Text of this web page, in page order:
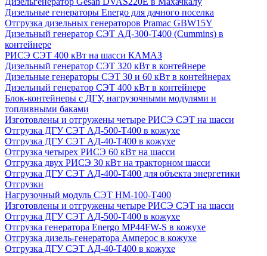
Дизельные генераторы Energo для дачного поселка
Отгрузка дизельных генераторов Pramac GВW15Y
Дизельный генератор СЭТ АД-300-Т400 (Cummins) в
контейнере
РИСЭ СЭТ 400 кВт на шасси КАМАЗ
Дизельный генератор СЭТ 320 кВт в контейнере
Дизельные генераторы СЭТ 30 и 60 кВт в контейнерах
Дизельный генератор СЭТ 400 кВт в контейнере
Блок-контейнеры с ДГУ, нагрузочными модулями и
топливными баками
Изготовлены и отгружены четыре РИСЭ СЭТ на шасси
Отгрузка ДГУ СЭТ АД-500-Т400 в кожухе
Отгрузка ДГУ СЭТ АД-40-Т400 в кожухе
Отгрузка четырех РИСЭ 60 кВт на шасси
Отгрузка двух РИСЭ 30 кВт на тракторном шасси
Отгрузка ДГУ СЭТ АД-400-Т400 для объекта энергетики
Отгрузки
Нагрузочный модуль СЭТ НМ-100-Т400
Изготовлены и отгружены четыре РИСЭ СЭТ на шасси
Отгрузка ДГУ СЭТ АД-500-Т400 в кожухе
Отгрузка генератора Energo MP44FW-S в кожухе
Отгрузка дизель-генератора Амперос в кожухе
Отгрузка ДГУ СЭТ АД-40-Т400 в кожухе